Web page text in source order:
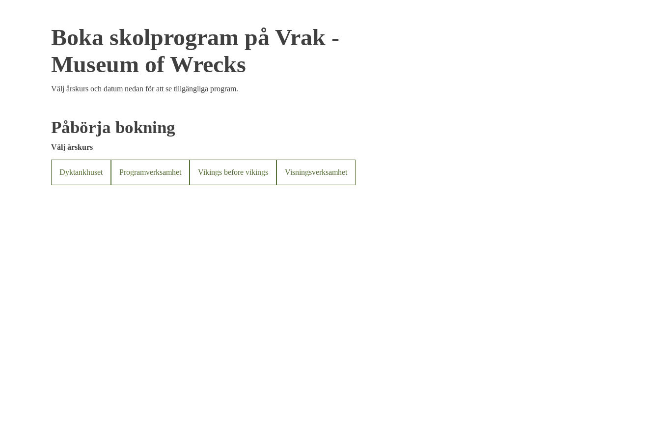
Boka skolprogram på Vrak -
Museum of Wrecks
Välj årskurs och datum nedan för att se tillgängliga program.
Påbörja bokning
Välj årskurs
Dyktankhuset Programverksamhet Vikings before vikings Visningsverksamhet